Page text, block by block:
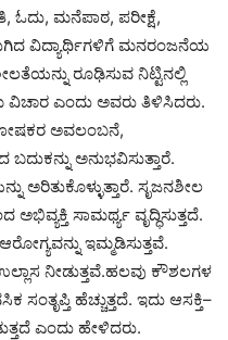
ಓದು, ಮನೆಪಾಠ, ಪರೀಕ್ಷೆ,
ವಿದ್ಯಾರ್ಥಿಗಳಿಗೆ ಮನರಂಜನೆಯ
ರೂಢಿಸುವ ನಿಟ್ಟಿನಲ್ಲಿ
ವಿಚಾರ ಎಂದು ಅವರು ತಿಳಿಸಿದರು.
ಅವಲಂಬನೆ,
ಬದುಕನ್ನು ಅನುಭವಿಸುತ್ತಾರೆ.
ಸೃಜನಶೀಲ
ಸಾಮರ್ಥ್ಯ ವೃದ್ಧಿಸುತ್ತದೆ.
ಇಮ್ಮಡಿಸುತ್ತವೆ.
ನೀಡುತ್ತವೆ.ಹಲವು ಕೌಶಲಗಳ
ಹೆಚ್ಚುತ್ತದೆ. ಇದು ಆಸಕ್ತಿ–
ಎಂದು ಹೇಳಿದರು.